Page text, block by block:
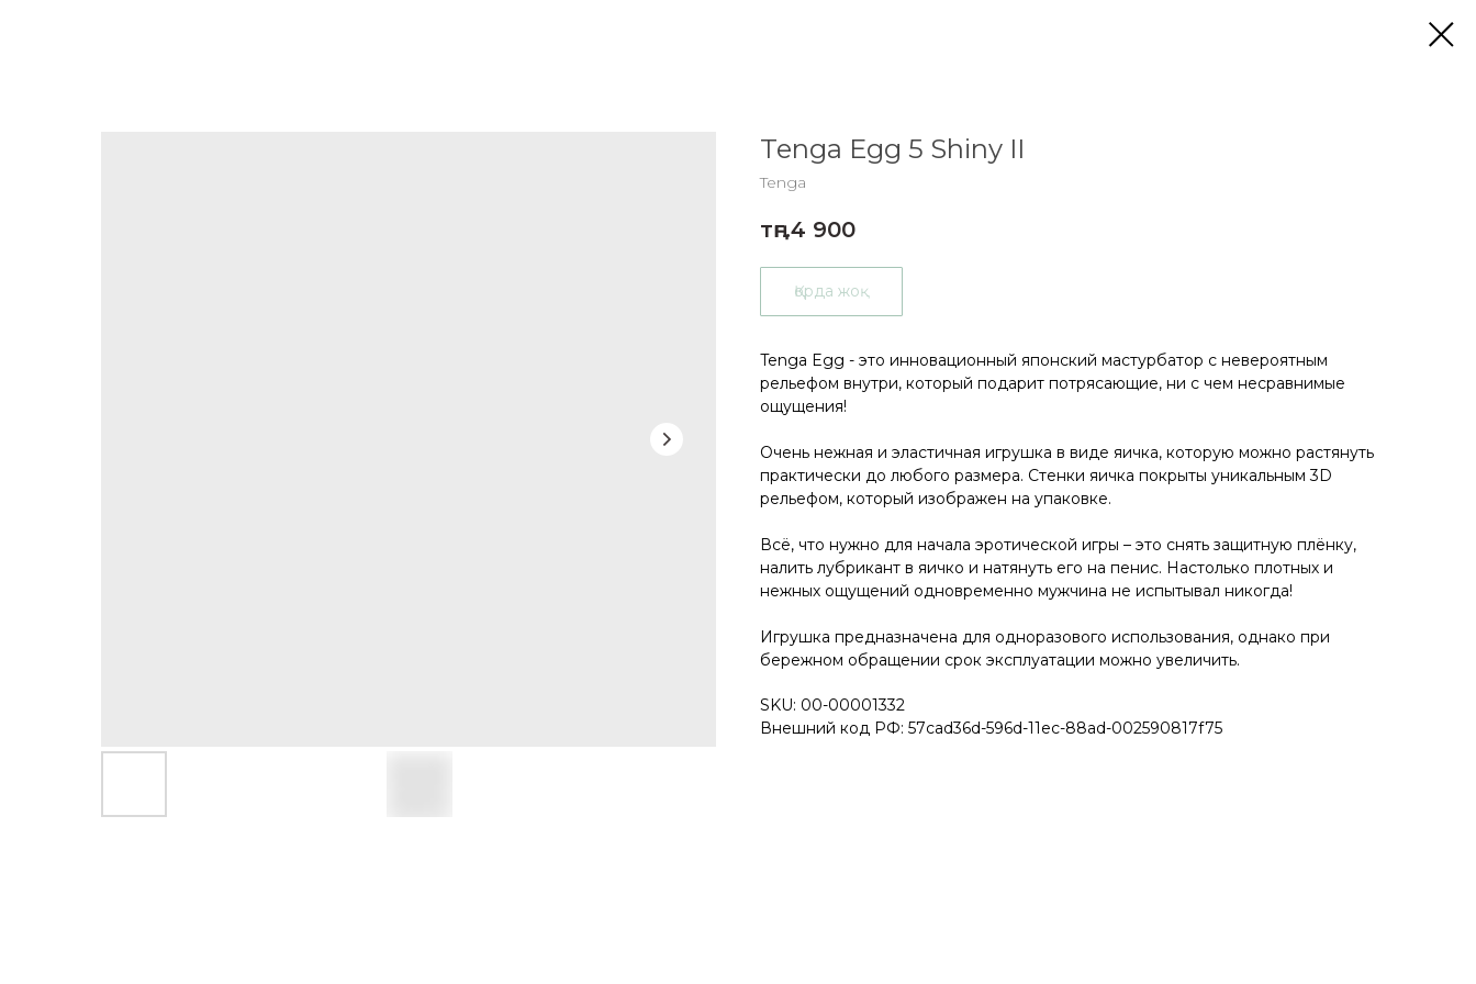
Tenga Egg 5 Shiny II
Tenga
тңг.4 900
Қорда жоқ
Tenga Egg - это инновационный японский мастурбатор с невероятным
рельефом внутри, который подарит потрясающие, ни с чем несравнимые
ощущения!
Очень нежная и эластичная игрушка в виде яичка, которую можно растянуть
практически до любого размера. Стенки яичка покрыты уникальным 3D
рельефом, который изображен на упаковке.
Всё, что нужно для начала эротической игры – это снять защитную плёнку,
налить лубрикант в яичко и натянуть его на пенис. Настолько плотных и
нежных ощущений одновременно мужчина не испытывал никогда!
Игрушка предназначена для одноразового использования, однако при
бережном обращении срок эксплуатации можно увеличить.
SKU: 00-00001332
Внешний код РФ: 57cad36d-596d-11ec-88ad-002590817f75